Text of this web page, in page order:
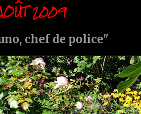
2009
chef de police"